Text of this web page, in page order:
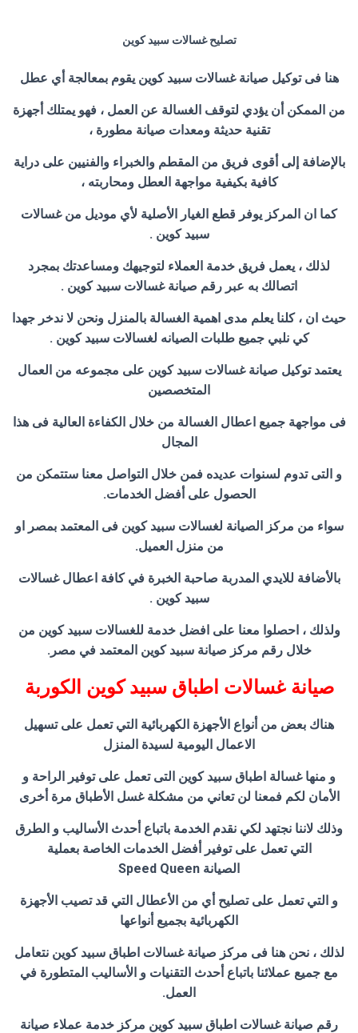
تصليح غسالات سبيد كوين
هنا فى توكيل صيانة غسالات سبيد كوين يقوم بمعالجة أي عطل
من الممكن أن يؤدي لتوقف الغسالة عن العمل ، فهو يمتلك أجهزة
تقنية حديثة ومعدات صيانة مطورة ،
بالإضافة إلى أقوى فريق من المقطم والخبراء والفنيين على دراية
كافية بكيفية مواجهة العطل ومحاربته ،
كما ان المركز يوفر قطع الغيار الأصلية لأي موديل من غسالات
سبيد كوين .
لذلك ، يعمل فريق خدمة العملاء لتوجيهك ومساعدتك بمجرد
اتصالك به عبر رقم صيانة غسالات سبيد كوين .
حيث ان ، كلنا يعلم مدى اهمية الغسالة بالمنزل ونحن لا ندخر جهدا
كي نلبي جميع طلبات الصيانه لغسالات سبيد كوين .
يعتمد توكيل صيانة غسالات سبيد كوين على مجموعه من العمال
المتخصصين
فى مواجهة جميع اعطال الغسالة من خلال الكفاءة العالية فى هذا
المجال
و التى تدوم لسنوات عديده فمن خلال التواصل معنا ستتمكن من
الحصول على أفضل الخدمات.
سواء من مركز الصيانة لغسالات سبيد كوين فى المعتمد بمصر او
من منزل العميل.
بالأضافة للايدي المدربة صاحبة الخبرة في كافة اعطال غسالات
سبيد كوين .
ولذلك ، احصلوا معنا على افضل خدمة للغسالات سبيد كوين من
خلال رقم مركز صيانة سبيد كوين المعتمد في مصر.
صيانة غسالات اطباق سبيد كوين الكوربة
هناك بعض من أنواع الأجهزة الكهربائية التي تعمل على تسهيل
الاعمال اليومية لسيدة المنزل
و منها غسالة اطباق سبيد كوين التى تعمل على توفير الراحة و
الأمان لكم فمعنا لن تعاني من مشكلة غسل الأطباق مرة أخرى
وذلك لاننا نجتهد لكي نقدم الخدمة باتباع أحدث الأساليب و الطرق
التي تعمل على توفير أفضل الخدمات الخاصة بعملية
الصيانة Speed Queen
و التي تعمل على تصليح أي من الأعطال التي قد تصيب الأجهزة
الكهربائية بجميع أنواعها
لذلك ، نحن هنا فى مركز صيانة غسالات اطباق سبيد كوين نتعامل
مع جميع عملائنا باتباع أحدث التقنيات و الأساليب المتطورة في
العمل.
رقم صيانة غسالات اطباق سبيد كوين مركز خدمة عملاء صيانة